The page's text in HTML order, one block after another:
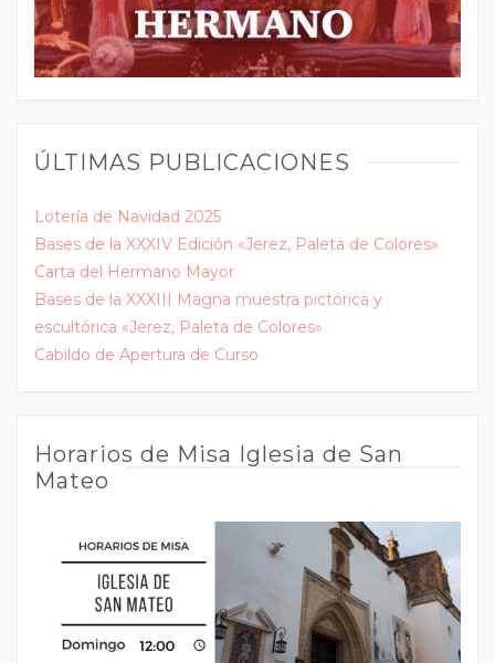
ÚLTIMAS PUBLICACIONES
Lotería de Navidad 2025
Bases de la XXXIV Edición «Jerez, Paleta de Colores»
Carta del Hermano Mayor
Bases de la XXXIII Magna muestra pictórica y
escultórica «Jerez, Paleta de Colores»
Cabildo de Apertura de Curso
Horarios de Misa Iglesia de San
Mateo